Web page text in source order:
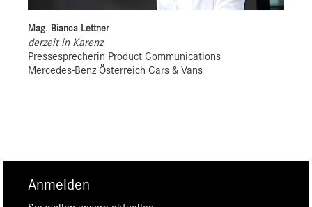
Mag. Bianca Lettner
derzeit in Karenz
Pressesprecherin Product Communications
Mercedes-Benz Österreich Cars & Vans
Anmelden